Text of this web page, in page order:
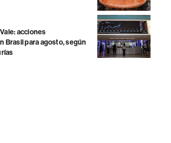
acciones
Brasil para agosto, según